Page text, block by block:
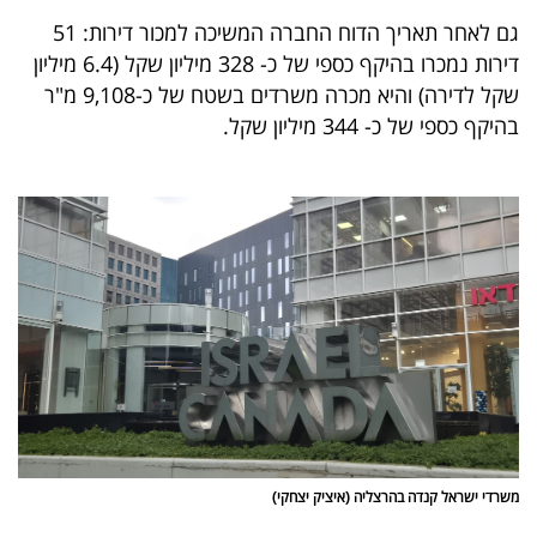
שיתופי
פעולה
דרושים
ניוזלטרים
מייל
אדום
פרסמו
גם לאחר תאריך הדוח החברה המשיכה למכור דירות: 51
דירות נמכרו בהיקף כספי של כ- 328 מיליון שקל (6.4 מיליון
שקל לדירה) והיא מכרה משרדים בשטח של כ-9,108 מ"ר
בהיקף כספי של כ- 344 מיליון שקל.
משרדי ישראל קנדה בהרצליה (איציק יצחקי)